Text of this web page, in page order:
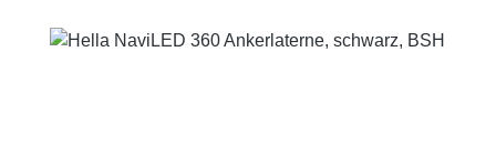
Bildergalerie überspringen